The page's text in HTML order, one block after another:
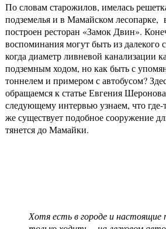
По словам старожилов, имелась
подземелья и в Мамайском лесопарке,
построен ресторан «Замок Двин».
воспоминания могут быть из далекого
когда диаметр ливневой канализации
подземным ходом, но как быть с
тоннелем и примером с автобусом?
обращаемся к статье Евгения
следующему интервью узнаем, что где-
же существует подобное сооружение
тянется до Мамайки.
Хотя есть в городе и настоящие